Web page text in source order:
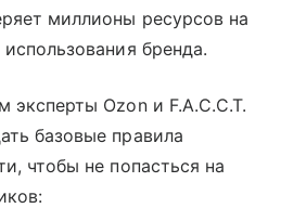
миллионы ресурсов на
бренда.
Ozon и F.A.C.C.T.
базовые правила
чтобы не попасться на